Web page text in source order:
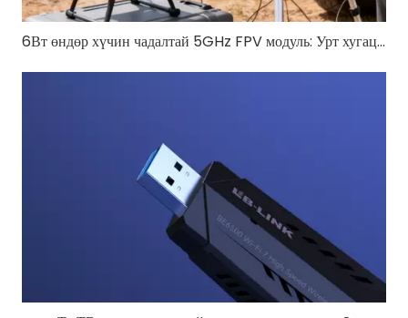
6Вт өндөр хүчин чадалтай 5GHz FPV модуль: Урт хугацааны нисгэгчгүй FPV-д зориулсан RTL8812EU-CG